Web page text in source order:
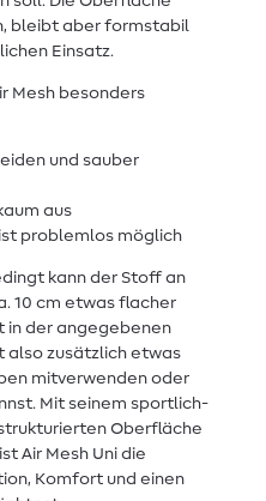
bleibt aber formstabil
Einsatz.
Mesh besonders
und sauber
aus
problemlos möglich
kann der Stoff an
10 cm etwas flacher
in der angegebenen
also zusätzlich etwas
mitverwenden oder
Mit seinem sportlich-
Oberfläche
Air Mesh Uni die
Komfort und einen